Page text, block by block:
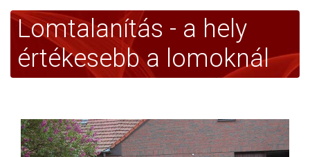
Lomtalanítás - a hely
értékesebb a lomoknál